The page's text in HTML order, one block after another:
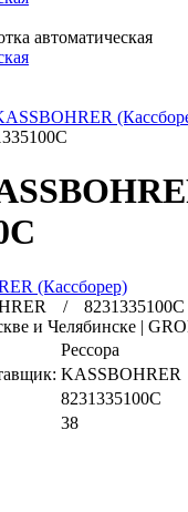
Рессора
KASSBOHRER
8231335100C
38